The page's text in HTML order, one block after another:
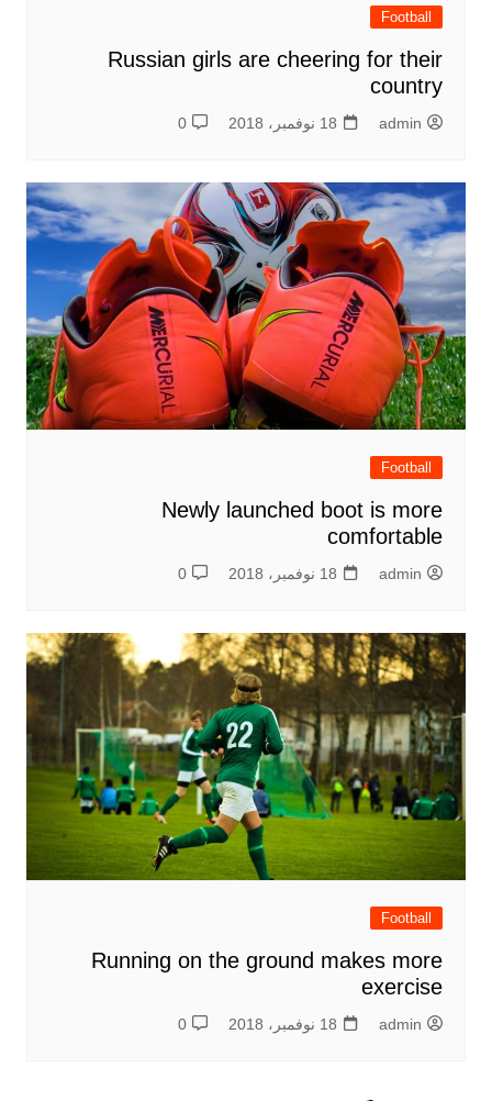
Football
Russian girls are cheering for their
country
admin 18 نوفمبر، 2018 0
Football
Newly launched boot is more
comfortable
admin 18 نوفمبر، 2018 0
Football
Running on the ground makes more
exercise
admin 18 نوفمبر، 2018 0